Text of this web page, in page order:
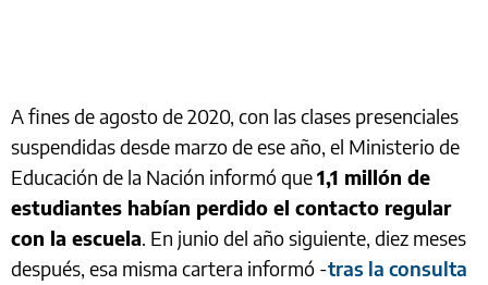
A fines de agosto de 2020, con las clases presenciales
suspendidas desde marzo de ese año, el Ministerio de
Educación de la Nación informó que1,1 millón de
estudiantes habían perdido el contacto regular
con la escuela. En junio del año siguiente, diez meses
después, esa misma cartera informó -tras la consulta